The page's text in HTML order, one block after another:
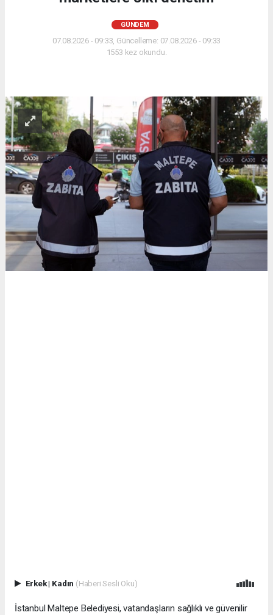
GÜNDEM
07.08.2026 - 09:33, Güncelleme: 07.08.2026 - 09:33
1553 kez okundu.
Erkek| Kadın (Haberi Sesli Oku)
İstanbul Maltepe Belediyesi, vatandaşların sağlıklı ve güvenilir